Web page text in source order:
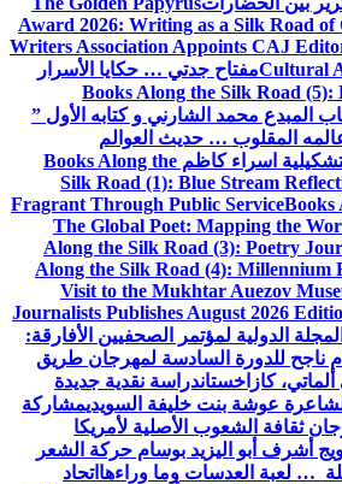
Award 2026: Writing as a Silk Road of
Writers Association Appoints CAJ
Culturalمفتاح جدتي … حكايا الأسرار
Books Along the Silk Road (5):
المبدع محمد الشارني و كتابه الأول ”
المقلوب … حديث العوالم
اسراء كاظم Books Along the
Silk Road (1): Blue Stream
Fragrant Through Public ServiceBooks
The Global Poet: Mapping the
Along the Silk Road (3): Poetry
Along the Silk Road (4): Millennium
Visit to the Mukhtar Auezov
Journalists Publishes August 2026
الدولية لمؤتمر الصحفيين الأفارقة:
ناجح للدورة السادسة لمهرجان طريق
كازاخستاندراسة نقدية جديدة
عوشة بنت خليفة السويديمشاركة
ثقافة الشعوب الأصلية لأمريكا
أشرف أبو اليزيد بوسام حركة الشعر
… لعبة العدسات وما وراءها اتحاد